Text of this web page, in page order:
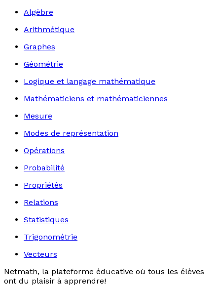
Algèbre
Arithmétique
Graphes
Géométrie
Logique et langage mathématique
Mathématiciens et mathématiciennes
Mesure
Modes de représentation
Opérations
Probabilité
Propriétés
Relations
Statistiques
Trigonométrie
Vecteurs
Netmath, la plateforme éducative où tous les élèves
ont du plaisir à apprendre!